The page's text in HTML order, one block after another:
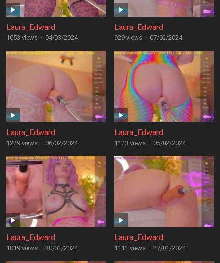
Laura_Edward
1053 views · 04/03/2024
Laura_Edward
929 views · 07/02/2024
Laura_Edward
1229 views · 06/02/2024
Laura_Edward
1123 views · 05/02/2024
Laura_Edward
1019 views · 30/01/2024
Laura_Edward
1111 views · 27/01/2024